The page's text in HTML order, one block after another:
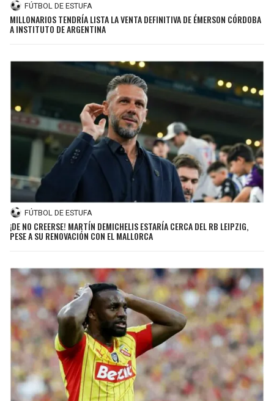
FÚTBOL DE ESTUFA
MILLONARIOS TENDRÍA LISTA LA VENTA DEFINITIVA DE ÉMERSON CÓRDOBA
A INSTITUTO DE ARGENTINA
FÚTBOL DE ESTUFA
¡DE NO CREERSE! MARTÍN DEMICHELIS ESTARÍA CERCA DEL RB LEIPZIG,
PESE A SU RENOVACIÓN CON EL MALLORCA